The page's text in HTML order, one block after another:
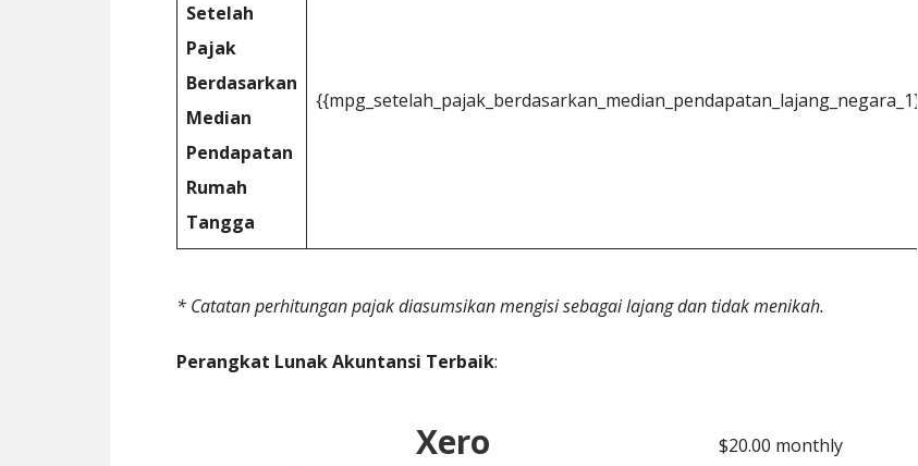
Setelah
Pajak
Berdasarkan
Median
Pendapatan
Rumah
Tangga
{{mpg_setelah_pajak_berdasarkan_median_pendapatan_lajang_negara_1}}
* Catatan perhitungan pajak diasumsikan mengisi sebagai lajang dan tidak menikah.
Perangkat Lunak Akuntansi Terbaik:
Xero $20.00 monthly